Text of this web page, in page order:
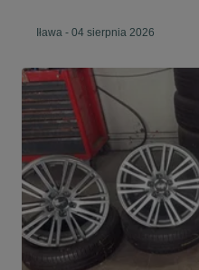
Iława - 04 sierpnia 2026